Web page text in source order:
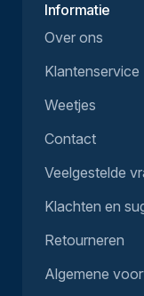
Informatie
Over ons
Klantenservice
Weetjes
Contact
Veelgestelde
Klachten en
Retourneren
Algemene